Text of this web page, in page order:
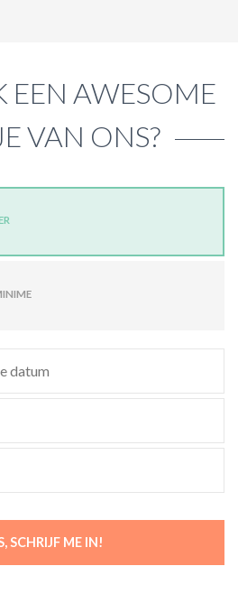
EEN AWESOME
VAN ONS?
SCHRIJF ME IN!